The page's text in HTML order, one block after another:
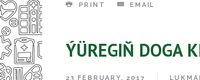
PRINT EMAIL
ÝÜREGIŇ DOGA
23 FEBRUARY, 2017